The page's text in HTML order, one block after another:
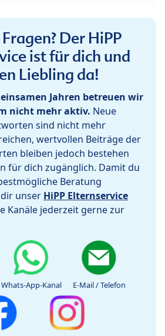
Der HiPP
ist für dich und
Liebling da!
Jahren betreuen wir
nicht mehr aktiv. Neue
sind nicht mehr
wertvollen Beiträge der
bleiben jedoch bestehen
für dich zugänglich. Damit du
Beratung
unser HiPP Elternservice
Kanäle jederzeit gerne zur
Whats-App-Kanal E-Mail / Telefon